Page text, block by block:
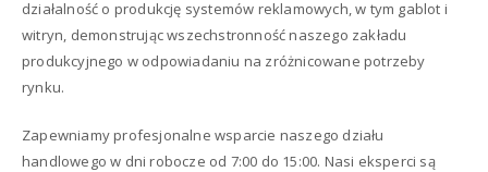
działalność o produkcję systemów reklamowych, w tym gablot i
witryn, demonstrując wszechstronność naszego zakładu
produkcyjnego w odpowiadaniu na zróżnicowane potrzeby
rynku.
Zapewniamy profesjonalne wsparcie naszego działu
handlowego w dni robocze od 7:00 do 15:00. Nasi eksperci są